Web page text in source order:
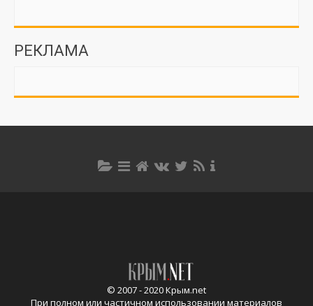
РЕКЛАМА
© 2007 - 2020 Крым.net
При полном или частичном использовании материалов